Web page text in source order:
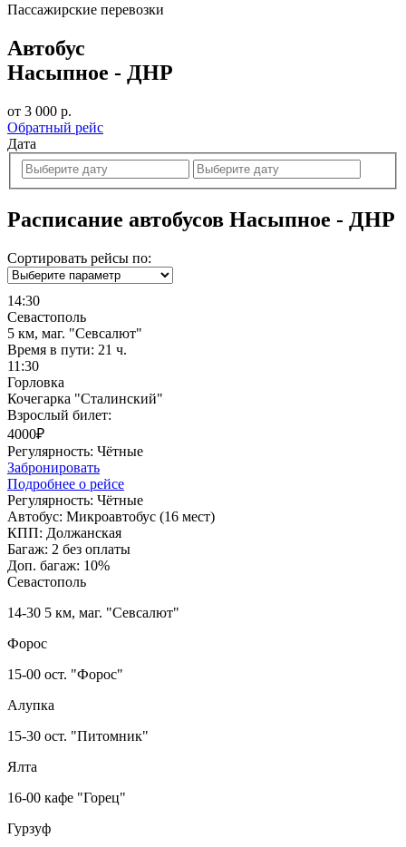
Пассажирские перевозки
Автобус
Насыпное - ДНР
от 3 000 р.
Обратный рейс
Дата
Расписание автобусов Насыпное - ДНР
Сортировать рейсы по:
14:30
Севастополь
5 км, маг. "Севсалют"
Время в пути: 21 ч.
11:30
Горловка
Кочегарка "Сталинский"
Взрослый билет:
4000₽
Регулярность: Чётные
Забронировать
Подробнее о рейсе
Регулярность: Чётные
Автобус: Микроавтобус (16 мест)
КПП: Должанская
Багаж: 2 без оплаты
Доп. багаж: 10%
Севастополь
14-30 5 км, маг. "Севсалют"
Форос
15-00 ост. "Форос"
Алупка
15-30 ост. "Питомник"
Ялта
16-00 кафе "Горец"
Гурзуф